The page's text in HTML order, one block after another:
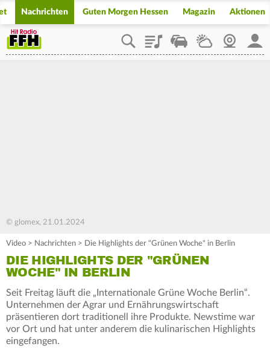
Nachrichten Guten Morgen Hessen Magazin Aktionen
PlaylistStaupilotWetterWebcam
© glomex, 21.01.2024
Video > Nachrichten > Die Highlights der "Grünen Woche" in Berlin
DIE HIGHLIGHTS DER "GRÜNEN
WOCHE" IN BERLIN
Seit Freitag läuft die „Internationale Grüne Woche Berlin“.
Unternehmen der Agrar und Ernährungswirtschaft
präsentieren dort traditionell ihre Produkte. Newstime war
vor Ort und hat unter anderem die kulinarischen Highlights
eingefangen.